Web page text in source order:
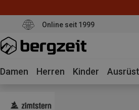
Online seit 1999
Damen Herren Kinder